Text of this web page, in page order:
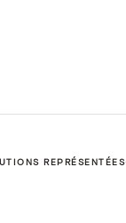
REPRÉSENTÉES